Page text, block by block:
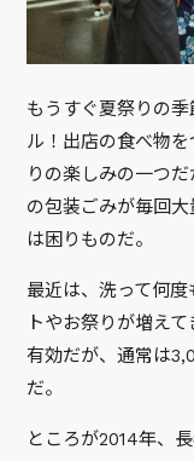
もうすぐ夏祭りの
ル！出店の食べ物
りの楽しみの一つ
の包装ごみが毎回
は困りものだ。
最近は、洗って何
トやお祭りが増え
有効だが、通常は
だ。
ところが2014年、